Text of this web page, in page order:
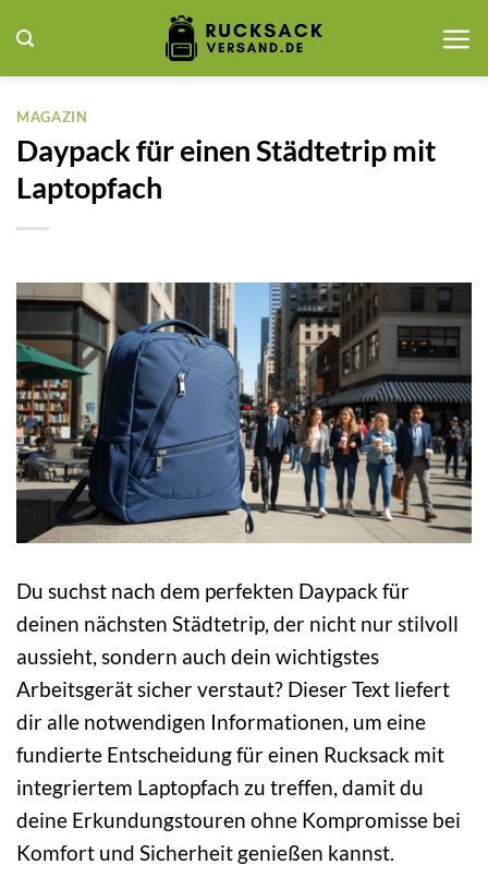
Inhalt
springen
MAGAZIN
Daypack für einen Städtetrip mit
Laptopfach
Du suchst nach dem perfekten Daypack für
deinen nächsten Städtetrip, der nicht nur stilvoll
aussieht, sondern auch dein wichtigstes
Arbeitsgerät sicher verstaut? Dieser Text liefert
dir alle notwendigen Informationen, um eine
fundierte Entscheidung für einen Rucksack mit
integriertem Laptopfach zu treffen, damit du
deine Erkundungstouren ohne Kompromisse bei
Komfort und Sicherheit genießen kannst.